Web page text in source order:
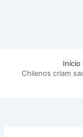
Início
Chilenos criam